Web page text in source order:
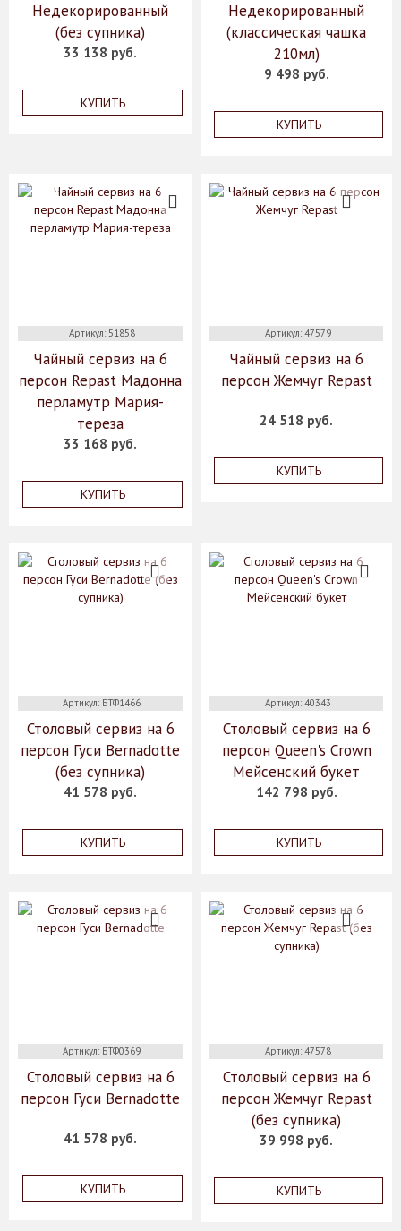
Недекорированный
(без супника)
33 138 руб.
КУПИТЬ
Недекорированный
(классическая чашка
210мл)
9 498 руб.
КУПИТЬ
Артикул: 51858
Чайный сервиз на 6
персон Repast Мадонна
перламутр Мария-
тереза
33 168 руб.
КУПИТЬ
Артикул: 47579
Чайный сервиз на 6
персон Жемчуг Repast
24 518 руб.
КУПИТЬ
Артикул: БТФ1466
Столовый сервиз на 6
персон Гуси Bernadotte
(без супника)
41 578 руб.
КУПИТЬ
Артикул: 40343
Столовый сервиз на 6
персон Queen's Crown
Мейсенский букет
142 798 руб.
КУПИТЬ
Артикул: БТФ0369
Столовый сервиз на 6
персон Гуси Bernadotte
41 578 руб.
КУПИТЬ
Артикул: 47578
Столовый сервиз на 6
персон Жемчуг Repast
(без супника)
39 998 руб.
КУПИТЬ